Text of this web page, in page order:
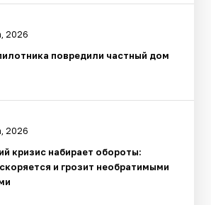
2026
повредили частный дом
2026
кризис набирает обороты:
и грозит необратимыми